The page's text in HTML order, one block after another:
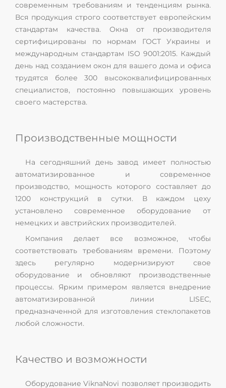
современным требованиям и тенденциям рынка.
Вся продукция строго соответствует европейским
стандартам качества. Окна от производителя
сертифицированы по нормам ГОСТ Украины и
международным стандартам ISO 9001:2015. Каждый
день над созданием окон для вашего дома и офиса
трудятся более 300 высококвалифицированных
специалистов, постоянно повышающих уровень
своего мастерства.
Производственные мощности
На сегодняшний день завод имеет полностью
автоматизированное и современное
производство, мощность которого составляет до
1200 конструкций в сутки. В каждом цеху
установлено современное оборудование от
немецких и австрийских производителей.
Компания делает все возможное, чтобы
соответствовать требованиям времени. Поэтому
здесь регулярно модернизируют свое
оборудование и обновляют производственные
процессы. Ярким примером является внедрение
автоматизированной линии LISEC,
предназначенной для изготовления стеклопакетов
любой сложности.
Качество и возможности
Оборудование ViknaNovi позволяет производить